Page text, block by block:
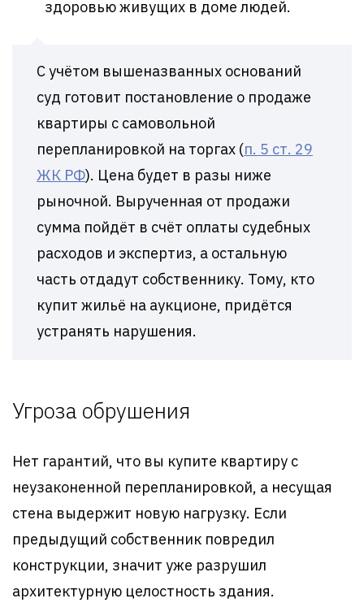
здоровью живущих в доме людей.
С учётом вышеназванных оснований
суд готовит постановление о продаже
квартиры с самовольной
перепланировкой на торгах (п. 5 ст. 29
ЖК РФ). Цена будет в разы ниже
рыночной. Вырученная от продажи
сумма пойдёт в счёт оплаты судебных
расходов и экспертиз, а остальную
часть отдадут собственнику. Тому, кто
купит жильё на аукционе, придётся
устранять нарушения.
Угроза обрушения
Нет гарантий, что вы купите квартиру с
неузаконенной перепланировкой, а несущая
стена выдержит новую нагрузку. Если
предыдущий собственник повредил
конструкции, значит уже разрушил
архитектурную целостность здания.